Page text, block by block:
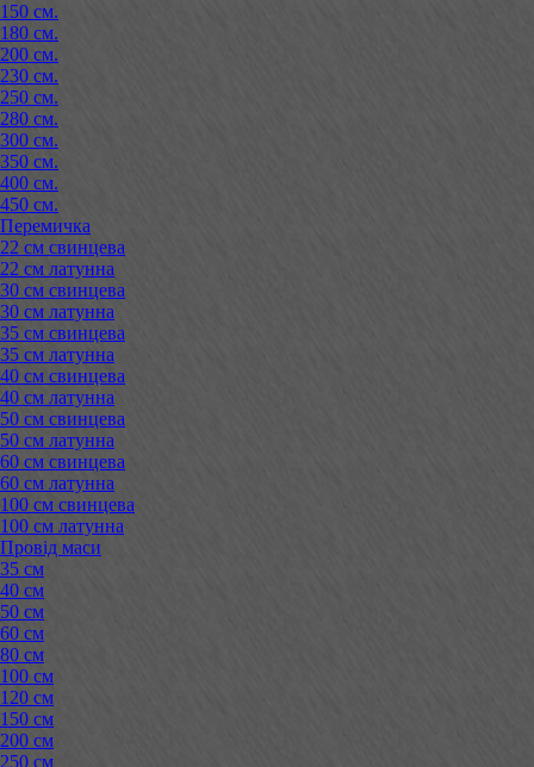
150 см.
180 см.
200 см.
230 см.
250 см.
280 см.
300 см.
350 см.
400 см.
450 см.
Перемичка
22 см свинцева
22 см латунна
30 см свинцева
30 см латунна
35 см свинцева
35 см латунна
40 см свинцева
40 см латунна
50 см свинцева
50 см латунна
60 см свинцева
60 см латунна
100 см свинцева
100 см латунна
Провід маси
35 см
40 см
50 см
60 см
80 см
100 см
120 см
150 см
200 см
250 см